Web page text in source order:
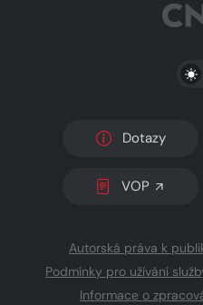
Dotazy
VOP
Autorská práva k
Podmínky pro užívání
Informace o